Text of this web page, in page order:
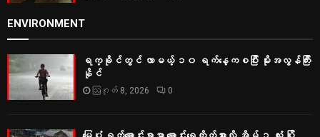
ENVIRONMENT
ရက္ခိုင်တွင် လာမယ့် ၁၀ ရက်နေ့ကစပြီး မိုးအလွန်ကြီး
နိုင်
ဩဂုတ် 8, 2026 0